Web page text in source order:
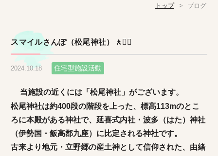
トップ ブログ
スマイルさんぽ（松尾神社）🚶🚶‍♀
2024.10.18 住宅型施設活動
当施設の近くには「松尾神社」がございます。
松尾神社は約400段の階段を上った、標高113mのとこ
ろに本殿がある神社で、延喜式内社・波多（はた）神社
（伊勢国・飯高郡九座）に比定される神社です。
古来より地元・立野郷の産土神として信仰された、由緒